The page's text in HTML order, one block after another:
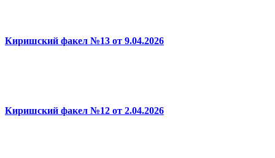
Киришский факел №13 от 9.04.2026
Киришский факел №12 от 2.04.2026